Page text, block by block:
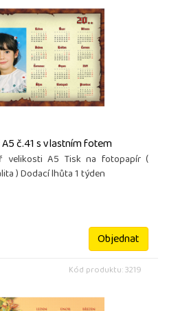
č.41 s vlastním fotem
velikosti A5 Tisk na fotopapír (
) Dodací lhůta 1 týden
Objednat
Kód produktu: 3219